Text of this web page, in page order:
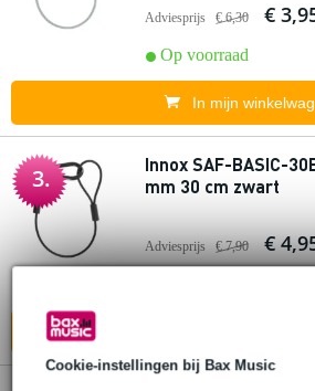
Cookie-instellingen bij Bax Music
Adviesprijs € 6,30 €
Op voorraad
In mijn
3.
Innox SAF-BASIC-
mm 30 cm zwart
Adviesprijs € 7,90 €